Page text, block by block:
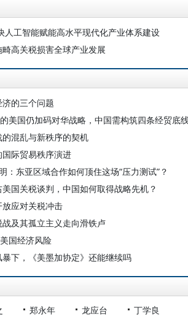
人工智能赋能高水平现代化产业体系建设
高关税损害全球产业发展
的三个问题
美国仍加码对华战略，中国需构筑四条经贸底
混乱与新秩序的契机
际贸易秩序演进
：东亚区域合作如何顶住这场“压力测试”？
国关税谈判，中国如何取得战略先机？
应对关税冲击
及其孤立主义走向滑铁卢
国经济风险
下，《美墨加协定》还能继续吗
郑永年 龙应台
丁学良